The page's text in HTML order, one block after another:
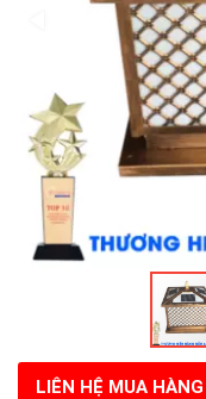
LIÊN HỆ MUA HÀNG